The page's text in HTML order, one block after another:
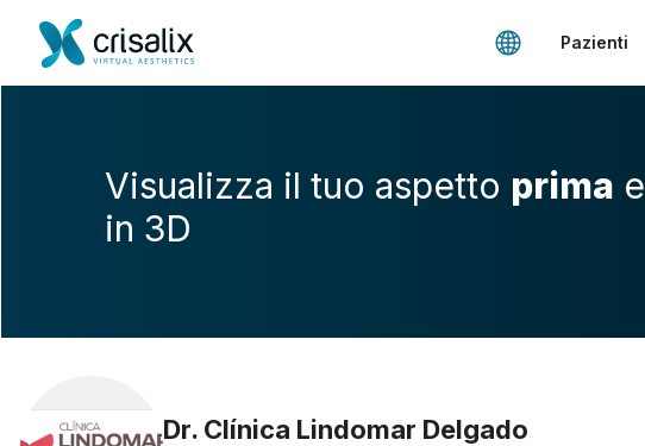
Pazienti
Visualizza il tuo aspetto prima e
in 3D
Dr. Clínica Lindomar Delgado